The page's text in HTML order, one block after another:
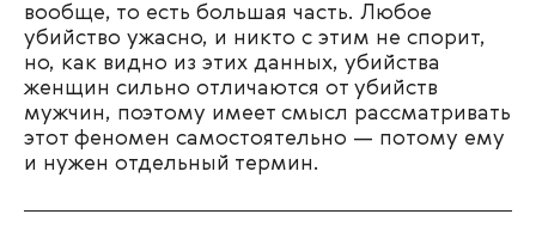
вообще, то есть большая часть. Любое
убийство ужасно, и никто с этим не спорит,
но, как видно из этих данных, убийства
женщин сильно отличаются от убийств
мужчин, поэтому имеет смысл рассматривать
этот феномен самостоятельно — потому ему
и нужен отдельный термин.